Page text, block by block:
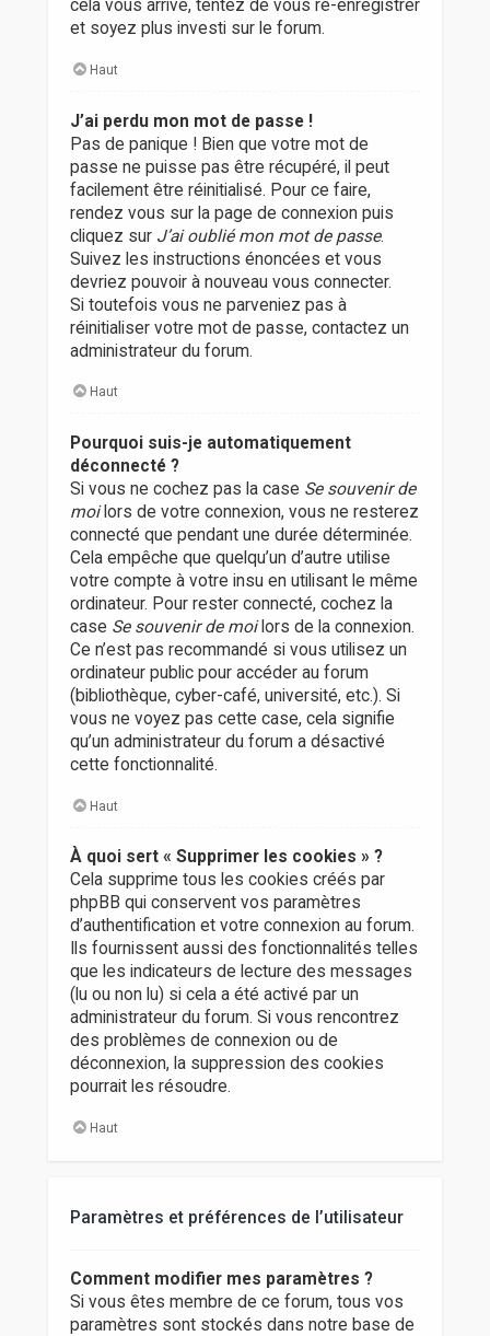
cela vous arrive, tentez de vous ré-enregistrer
et soyez plus investi sur le forum.
Haut
J’ai perdu mon mot de passe !
Pas de panique ! Bien que votre mot de
passe ne puisse pas être récupéré, il peut
facilement être réinitialisé. Pour ce faire,
rendez vous sur la page de connexion puis
cliquez sur J’ai oublié mon mot de passe.
Suivez les instructions énoncées et vous
devriez pouvoir à nouveau vous connecter.
Si toutefois vous ne parveniez pas à
réinitialiser votre mot de passe, contactez un
administrateur du forum.
Haut
Pourquoi suis-je automatiquement
déconnecté ?
Si vous ne cochez pas la case Se souvenir de
moilors de votre connexion, vous ne resterez
connecté que pendant une durée déterminée.
Cela empêche que quelqu’un d’autre utilise
votre compte à votre insu en utilisant le même
ordinateur. Pour rester connecté, cochez la
case Se souvenir de moilors de la connexion.
Ce n’est pas recommandé si vous utilisez un
ordinateur public pour accéder au forum
(bibliothèque, cyber-café, université, etc.). Si
vous ne voyez pas cette case, cela signifie
qu’un administrateur du forum a désactivé
cette fonctionnalité.
Haut
À quoi sert « Supprimer les cookies » ?
Cela supprime tous les cookies créés par
phpBB qui conservent vos paramètres
d’authentification et votre connexion au forum.
Ils fournissent aussi des fonctionnalités telles
que les indicateurs de lecture des messages
(lu ou non lu) si cela a été activé par un
administrateur du forum. Si vous rencontrez
des problèmes de connexion ou de
déconnexion, la suppression des cookies
pourrait les résoudre.
Haut
Paramètres et préférences de l’utilisateur
Comment modifier mes paramètres ?
Si vous êtes membre de ce forum, tous vos
paramètres sont stockés dans notre base de